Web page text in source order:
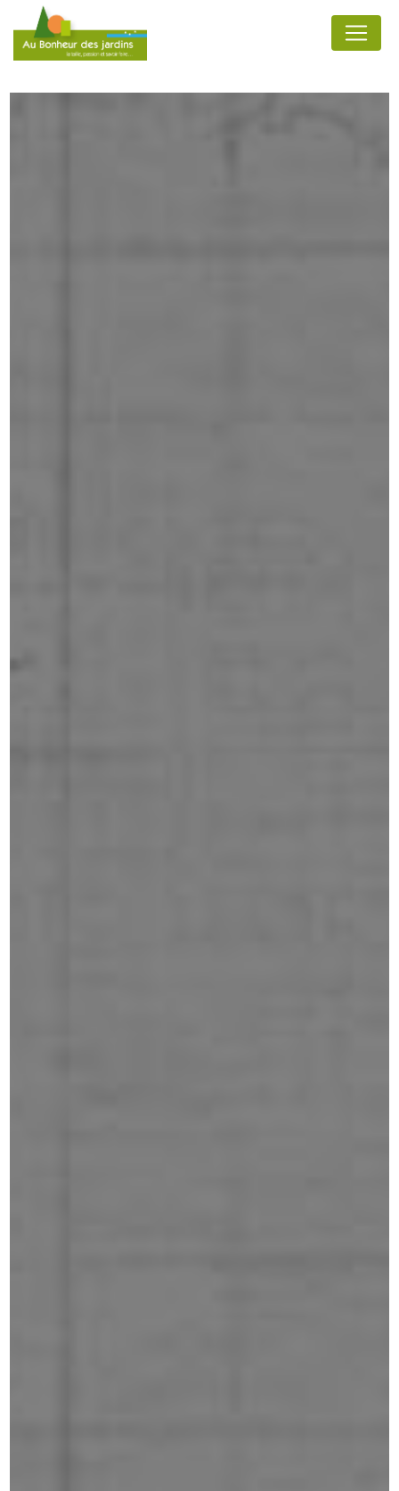
Panneau de gestion des cookies